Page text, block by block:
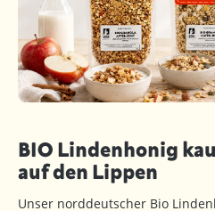
BIO Lindenhonig
auf den Lippen
Unser norddeutscher Bio